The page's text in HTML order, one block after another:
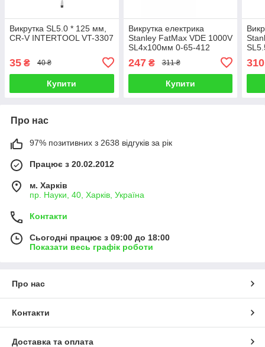
Викрутка SL5.0 * 125 мм,
CR-V INTERTOOL VT-3307
35 ₴ 40 ₴
Купити
Викрутка електрика
Stanley FatMax VDE 1000V
SL4х100мм 0-65-412
247₴ 311 ₴
Купити
310
Про нас
97% позитивних з 2638 відгуків за рік
Працює з 20.02.2012
м. Харків
пр. Науки, 40, Харків, Україна
Контакти
Сьогодні працює з 09:00 до 18:00
Показати весь графік роботи
Про нас
Контакти
Доставка та оплата